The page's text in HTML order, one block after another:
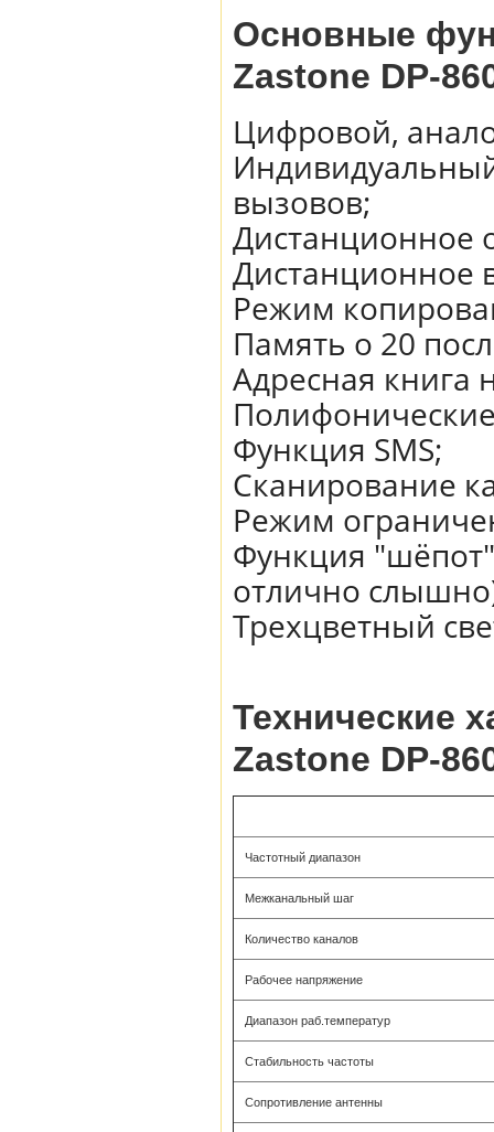
Основные
Zastone DP-
Цифровой,
вызовов;
Дистанционное
Дистанционное
Режим
Память о 20
Адресная книга
Функция SMS;
Сканирование
Режим
Функция
отлично
Трехцветный
Технические
Zastone DP-
Частотный диапазон
Межканальный шаг
Количество каналов
Рабочее напряжение
Диапазон раб.температур
Стабильность частоты
Сопротивление антенны